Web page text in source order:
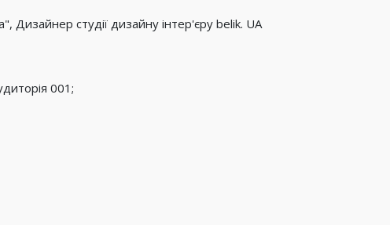
студії дизайну інтер'єру belik. UA
001;